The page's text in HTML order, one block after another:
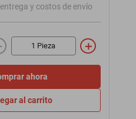
y costos de envío
＋
ahora
al carrito